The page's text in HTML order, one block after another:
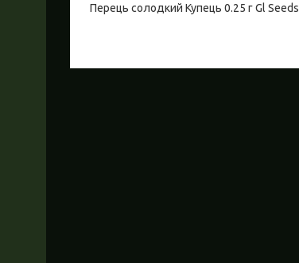
Перець солодкий Купець 0.25 г Gl Seeds